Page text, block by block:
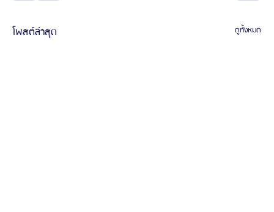
โพสต์ล่าสุด ดูทั้งหมด